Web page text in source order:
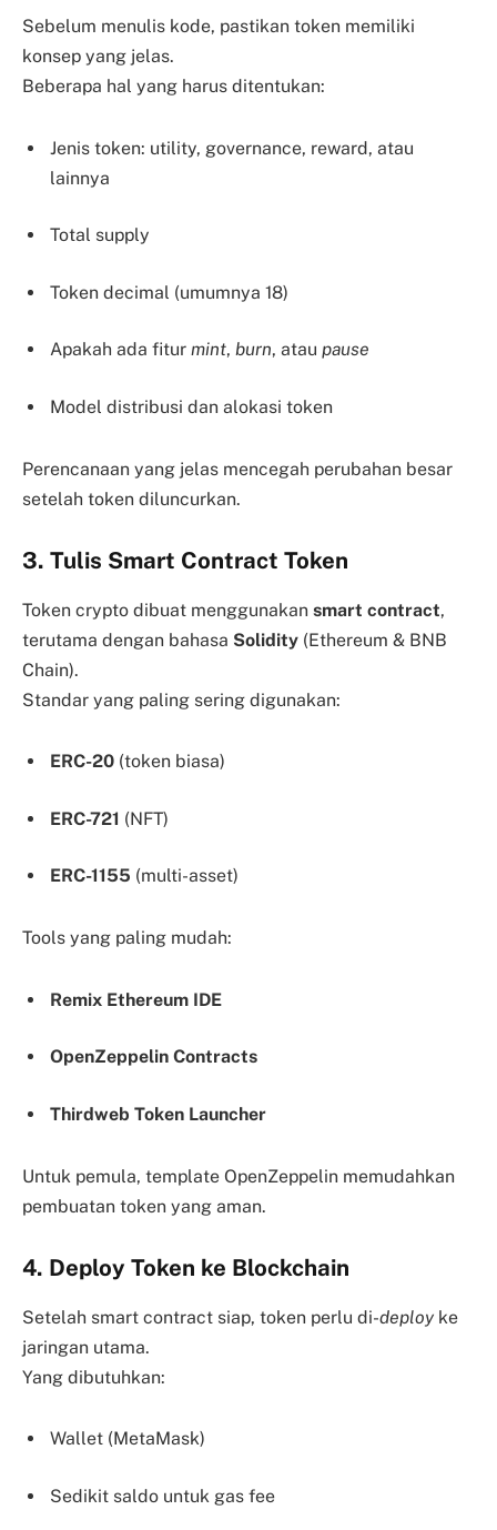
Sebelum menulis kode, pastikan token memiliki
konsep yang jelas.
Beberapa hal yang harus ditentukan:
Jenis token: utility, governance, reward, atau
lainnya
Total supply
Token decimal (umumnya 18)
Apakah ada fitur mint, burn, atau pause
Model distribusi dan alokasi token
Perencanaan yang jelas mencegah perubahan besar
setelah token diluncurkan.
3. Tulis Smart Contract Token
Token crypto dibuat menggunakan smart contract,
terutama dengan bahasa Solidity (Ethereum & BNB
Chain).
Standar yang paling sering digunakan:
ERC-20 (token biasa)
ERC-721 (NFT)
ERC-1155 (multi-asset)
Tools yang paling mudah:
Remix Ethereum IDE
OpenZeppelin Contracts
Thirdweb Token Launcher
Untuk pemula, template OpenZeppelin memudahkan
pembuatan token yang aman.
4. Deploy Token ke Blockchain
Setelah smart contract siap, token perlu di-deploy ke
jaringan utama.
Yang dibutuhkan:
Wallet (MetaMask)
Sedikit saldo untuk gas fee